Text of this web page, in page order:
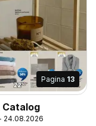
Pagina 13
Catalog
24.08.2026